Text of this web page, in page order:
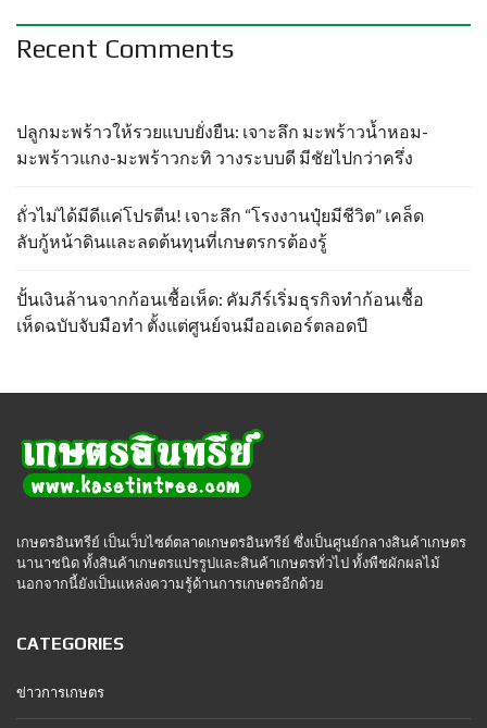
Recent Comments
ปลูกมะพร้าวให้รวยแบบยั่งยืน: เจาะลึก มะพร้าวน้ำหอม-
มะพร้าวแกง-มะพร้าวกะทิ วางระบบดี มีชัยไปกว่าครึ่ง
ถั่วไม่ได้มีดีแค่โปรตีน! เจาะลึก “โรงงานปุ๋ยมีชีวิต” เคล็ด
ลับกู้หน้าดินและลดต้นทุนที่เกษตรกรต้องรู้
ปั้นเงินล้านจากก้อนเชื้อเห็ด: คัมภีร์เริ่มธุรกิจทำก้อนเชื้อ
เห็ดฉบับจับมือทำ ตั้งแต่ศูนย์จนมีออเดอร์ตลอดปี
เกษตรอินทรีย์ เป็นเว็บไซต์ตลาดเกษตรอินทรีย์ ซึ่งเป็นศูนย์กลางสินค้าเกษตร
นานาชนิด ทั้งสินค้าเกษตรแปรรูปและสินค้าเกษตรทั่วไป ทั้งพืชผักผลไม้
นอกจากนี้ยังเป็นแหล่งความรู้ด้านการเกษตรอีกด้วย
CATEGORIES
ข่าวการเกษตร